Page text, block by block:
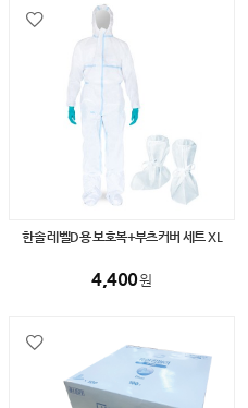
한솔 레벨D용 보호복+부츠커버 세트 XL
4,400원